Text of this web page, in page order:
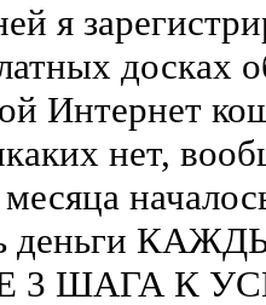
я
досках
Интернет
нет,
деньги
3 ШАГА К